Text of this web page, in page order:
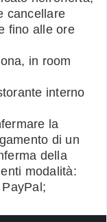
cancellare
fino alle ore
in room
interno
la
di un
della
modalità: